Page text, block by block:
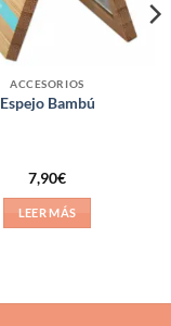
ACCESORIOS
Espejo Bambú
7,90€
LEER MÁS